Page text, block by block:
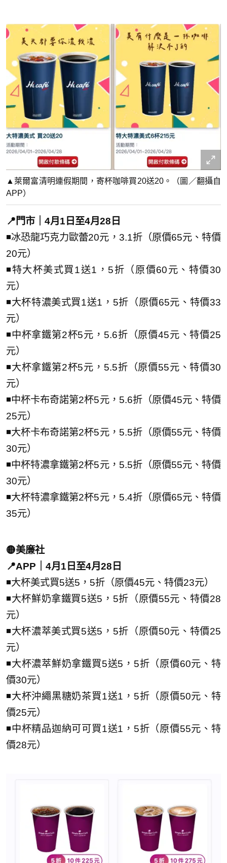
▲萊爾富清明連假期間，寄杯咖啡買20送20。（圖／翻攝自
APP）
📍門市｜4月1日至4月28日
◾冰恐龍巧克力歐蕾20元，3.1折（原價65元、特價
20元）
◾特大杯美式買1送1，5折（原價60元、特價30
元）
◾大杯特濃美式買1送1，5折（原價65元、特價33
元）
◾中杯拿鐵第2杯5元，5.6折（原價45元、特價25
元）
◾大杯拿鐵第2杯5元，5.5折（原價55元、特價30
元）
◾中杯卡布奇諾第2杯5元，5.6折（原價45元、特價
25元）
◾大杯卡布奇諾第2杯5元，5.5折（原價55元、特價
30元）
◾中杯特濃拿鐵第2杯5元，5.5折（原價55元、特價
30元）
◾大杯特濃拿鐵第2杯5元，5.4折（原價65元、特價
35元）
🟡美廉社
📍APP｜4月1日至4月28日
◾大杯美式買5送5，5折（原價45元、特價23元）
◾大杯鮮奶拿鐵買5送5，5折（原價55元、特價28
元）
◾大杯濃萃美式買5送5，5折（原價50元、特價25
元）
◾大杯濃萃鮮奶拿鐵買5送5，5折（原價60元、特
價30元）
◾大杯沖繩黑糖奶茶買1送1，5折（原價50元、特
價25元）
◾中杯精品迦納可可買1送1，5折（原價55元、特
價28元）